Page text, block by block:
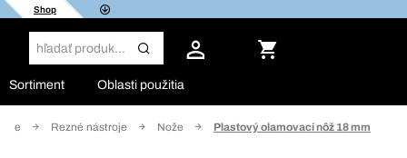
Shop
Sortiment Oblasti použitia
Rezné nástroje Nože Plastový olamovací nôž 18 mm